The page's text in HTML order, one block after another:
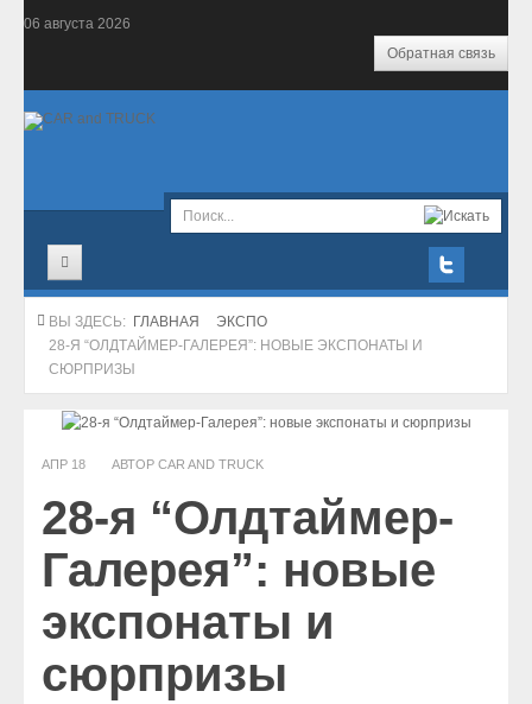
06 августа 2026
Обратная связь
Главная
Новости
Салон
Экономика
Комтранс
Экспо
История
ВЫ ЗДЕСЬ: ГЛАВНАЯ
ЭКСПО
28-Я “ОЛДТАЙМЕР-ГАЛЕРЕЯ”: НОВЫЕ ЭКСПОНАТЫ И
СЮРПРИЗЫ
АПР 18 АВТОР CAR AND TRUCK
28-я “Олдтаймер-
Галерея”: новые
экспонаты и
сюрпризы